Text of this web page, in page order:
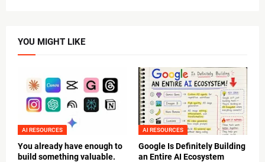
YOU MIGHT LIKE
AI RESOURCES
You already have enough to
build something valuable.
AI RESOURCES
Google Is Definitely Building
an Entire AI Ecosystem